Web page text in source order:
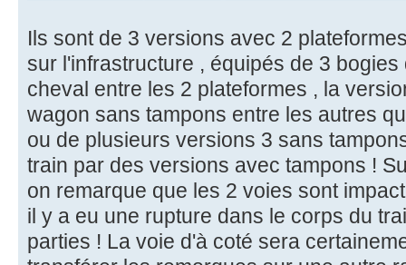
Ils sont de 3 versions avec 2
sur l'infrastructure , équipés de 3
cheval entre les 2 plateformes , la
wagon sans tampons entre les autres
ou de plusieurs versions 3 sans
train par des versions avec tampons !
on remarque que les 2 voies sont
il y a eu une rupture dans le corps du
parties ! La voie d'à coté sera